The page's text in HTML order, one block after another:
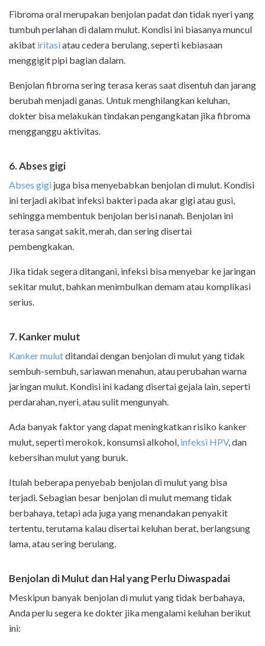
Fibroma oral merupakan benjolan padat dan tidak nyeri yang
tumbuh perlahan di dalam mulut. Kondisi ini biasanya muncul
akibat iritasiatau cedera berulang, seperti kebiasaan
menggigit pipi bagian dalam.
Benjolan fibroma sering terasa keras saat disentuh dan jarang
berubah menjadi ganas. Untuk menghilangkan keluhan,
dokter bisa melakukan tindakan pengangkatan jika fibroma
mengganggu aktivitas.
6. Abses gigi
Abses gigi juga bisa menyebabkan benjolan di mulut. Kondisi
ini terjadi akibat infeksi bakteri pada akar gigi atau gusi,
sehingga membentuk benjolan berisi nanah. Benjolan ini
terasa sangat sakit, merah, dan sering disertai
pembengkakan.
Jika tidak segera ditangani, infeksi bisa menyebar ke jaringan
sekitar mulut, bahkan menimbulkan demam atau komplikasi
serius.
7. Kanker mulut
Kanker mulutditandai dengan benjolan di mulut yang tidak
sembuh-sembuh, sariawan menahun, atau perubahan warna
jaringan mulut. Kondisi ini kadang disertai gejala lain, seperti
perdarahan, nyeri, atau sulit mengunyah.
Ada banyak faktor yang dapat meningkatkan risiko kanker
mulut, seperti merokok, konsumsi alkohol, infeksi HPV, dan
kebersihan mulut yang buruk.
Itulah beberapa penyebab benjolan di mulut yang bisa
terjadi. Sebagian besar benjolan di mulut memang tidak
berbahaya, tetapi ada juga yang menandakan penyakit
tertentu, terutama kalau disertai keluhan berat, berlangsung
lama, atau sering berulang.
Benjolan di Mulut dan Hal yang Perlu Diwaspadai
Meskipun banyak benjolan di mulut yang tidak berbahaya,
Anda perlu segera ke dokter jika mengalami keluhan berikut
ini: